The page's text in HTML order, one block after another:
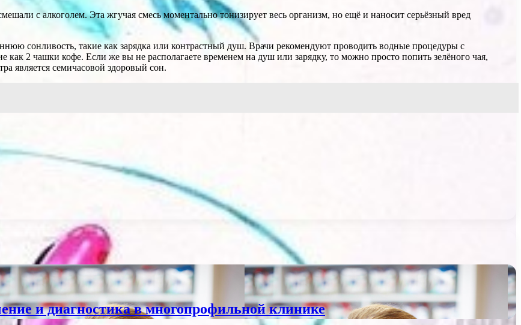
с алкоголем. Эта жгучая смесь моментально тонизирует весь организм, но ещё и наносит серьёзный вред
сонливость, такие как зарядка или контрастный душ. Врачи рекомендуют проводить водные процедуры с
2 чашки кофе. Если же вы не располагаете временем на душ или зарядку, то можно просто попить зелёного чая,
является семичасовой здоровый сон.
и диагностика в многопрофильной клинике